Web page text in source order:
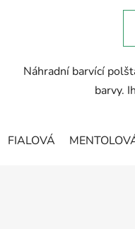
Náhradní barvící
barvy.
FIALOVÁ